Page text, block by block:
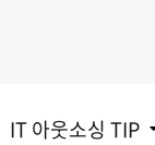
IT 아웃소싱 TIP